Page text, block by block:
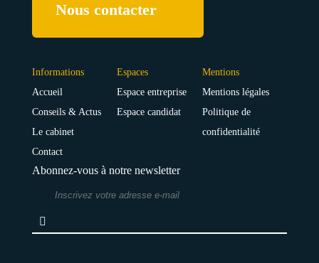
Nous contacter
Informations
Accueil
Conseils & Actus
Le cabinet
Contact
Espaces
Espace entreprise
Espace candidat
Mentions
Mentions légales
Politique de
confidentialité
Abonnez-vous à notre newsletter